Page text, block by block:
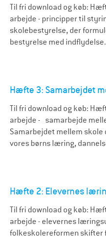
Til fri download og køb:
arbejde - principper til
skolebestyrelse, der
bestyrelse med
Hæfte 3: Samarbejdet
Til fri download og køb:
arbejde - samarbejde
Samarbejdet mellem skole
vores børns læring,
Hæfte 2: Elevernes
Til fri download og køb:
arbejde - elevernes
folkeskolereformen skifter